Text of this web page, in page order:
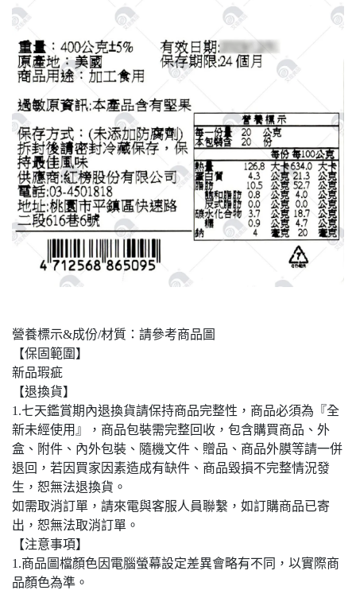
營養標示&成份/材質：請參考商品圖
【保固範圍】
新品瑕疵
【退換貨】
1.七天鑑賞期內退換貨請保持商品完整性，商品必須為『全
新未經使用』，商品包裝需完整回收，包含購買商品、外
盒、附件、內外包裝、隨機文件、贈品、商品外膜等請一併
退回，若因買家因素造成有缺件、商品毀損不完整情況發
生，恕無法退換貨。
如需取消訂單，請來電與客服人員聯繫，如訂購商品已寄
出，恕無法取消訂單。
【注意事項】
1.商品圖檔顏色因電腦螢幕設定差異會略有不同，以實際商
品顏色為準。